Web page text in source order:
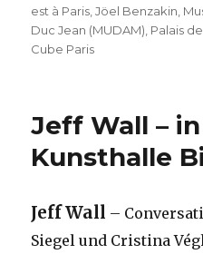
est à Paris ,Jöel Benzakin
Duc Jean (MUDAM) Palais
Cube Paris
Jeff Wall –
Kunsthalle
Jeff Wall –
Siegel und Cristina